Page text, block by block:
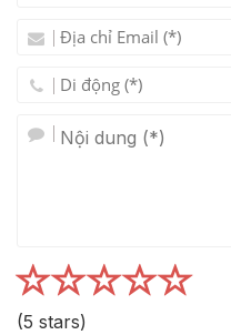
(5 stars)